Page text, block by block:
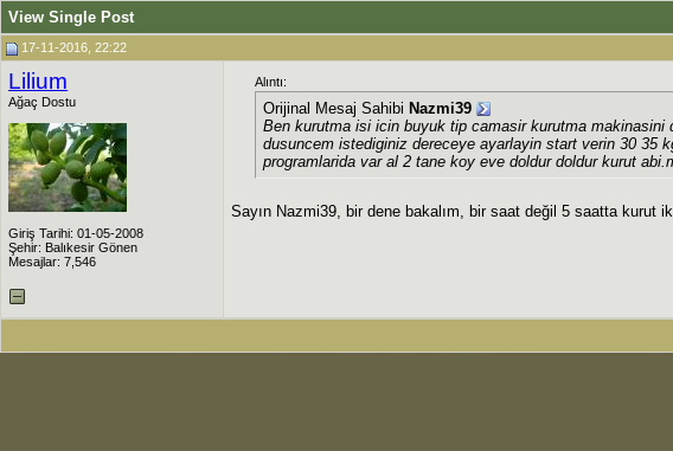
View Single Post
17-11-2016, 22:22
Lilium
Ağaç Dostu
Giriş Tarihi: 01-05-2008
Şehir: Balıkesir Gönen
Mesajlar: 7,546
Alıntı:
Orijinal Mesaj Sahibi Nazmi39
Ben kurutma isi icin buyuk tip camasir kurutma
dusuncem istediginiz dereceye ayarlayin start verin 30 35
programlarida var al 2 tane koy eve doldur doldur kurut
Sayın Nazmi39, bir dene bakalım, bir saat değil 5 saatta kurut